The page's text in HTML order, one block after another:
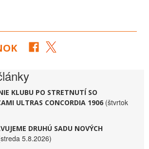
KLUBU PO STRETNUTÍ SO
ULTRAS CONCORDIA 1906 (štvrtok
DRUHÚ SADU NOVÝCH
5.8.2026)